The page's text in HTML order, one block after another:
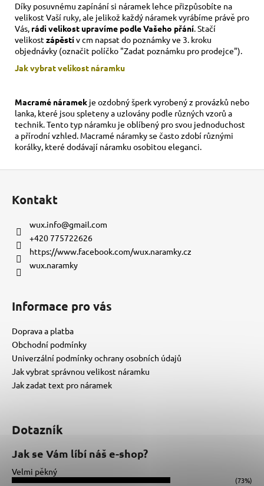
Díky posuvnému zapínání si náramek lehce přizpůsobíte na
velikost Vaší ruky,ale jelikož každý náramek vyrábíme právě pro
Vás, rádi velikost upravíme podle Vašeho přání. Stačí
velikostzápěstív cm napsat do poznámky ve 3. kroku
objednávky (označit políčko "Zadat poznámku pro prodejce").
Jak vybrat velikost náramku
Macramé náramek je ozdobný šperk vyrobený z provázků nebo
lanka, které jsou spleteny a uzlovány podle různých vzorů a
technik. Tento typ náramku je oblíbený pro svou jednoduchost
a přírodní vzhled. Macramé náramky se často zdobí různými
korálky, které dodávají náramku osobitou eleganci.
Kontakt
wux.info@gmail.com
+420 775722626
https://www.facebook.com/wux.naramky.cz
wux.naramky
Informace pro vás
Doprava a platba
Obchodní podmínky
Univerzální podmínky ochrany osobních údajů
Jak vybrat správnou velikost náramku
Jak zadat text pro náramek
Dotazník
Jak se Vám líbí náš e-shop?
Velmi pěkný
(73%)